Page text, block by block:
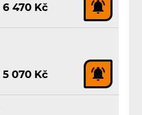
6 470 Kč
5 070 Kč